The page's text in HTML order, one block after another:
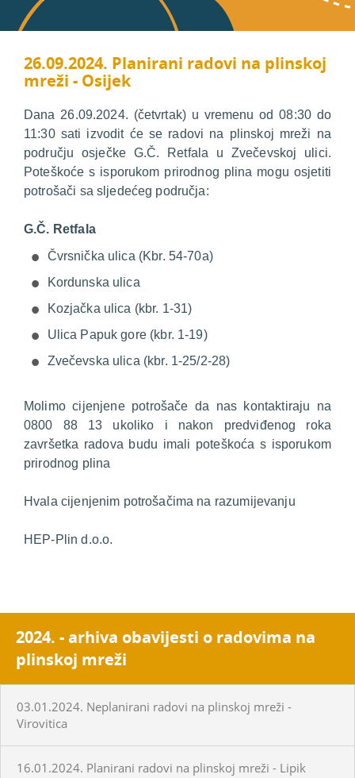
26.09.2024. Planirani radovi na plinskoj
mreži - Osijek
Dana 26.09.2024. (četvrtak) u vremenu od 08:30 do
11:30 sati izvodit će se radovi na plinskoj mreži na
području osječke G.Č. Retfala u Zvečevskoj ulici.
Poteškoće s isporukom prirodnog plina mogu osjetiti
potrošači sa sljedećeg područja:
G.Č. Retfala
Čvrsnička ulica (Kbr. 54-70a)
Kordunska ulica
Kozjačka ulica (kbr. 1-31)
Ulica Papuk gore (kbr. 1-19)
Zvečevska ulica (kbr. 1-25/2-28)
Molimo cijenjene potrošače da nas kontaktiraju na
0800 88 13 ukoliko i nakon predviđenog roka
završetka radova budu imali poteškoća s isporukom
prirodnog plina
Hvala cijenjenim potrošačima na razumijevanju
HEP-Plin d.o.o.
2024. - arhiva obavijesti o radovima na
plinskoj mreži
03.01.2024. Neplanirani radovi na plinskoj mreži -
Virovitica
16.01.2024. Planirani radovi na plinskoj mreži - Lipik